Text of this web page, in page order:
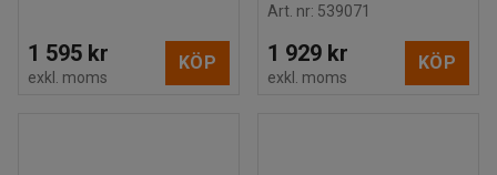
1 595 kr
exkl. moms
KÖP
Art. nr: 539071
1 929 kr
exkl. moms
KÖP